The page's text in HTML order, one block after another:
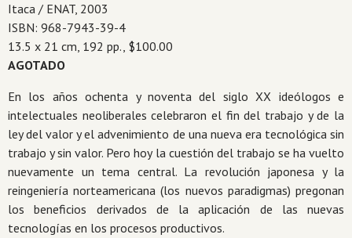
Itaca / ENAT, 2003
ISBN: 968-7943-39-4
13.5 x 21 cm, 192 pp., $100.00
AGOTADO
En los años ochenta y noventa del siglo XX ideólogos e
intelectuales neoliberales celebraron el fin del trabajo y de la
ley del valor y el advenimiento de una nueva era tecnológica sin
trabajo y sin valor. Pero hoy la cuestión del trabajo se ha vuelto
nuevamente un tema central. La revolución japonesa y la
reingeniería norteamericana (los nuevos paradigmas) pregonan
los beneficios derivados de la aplicación de las nuevas
tecnologías en los procesos productivos.